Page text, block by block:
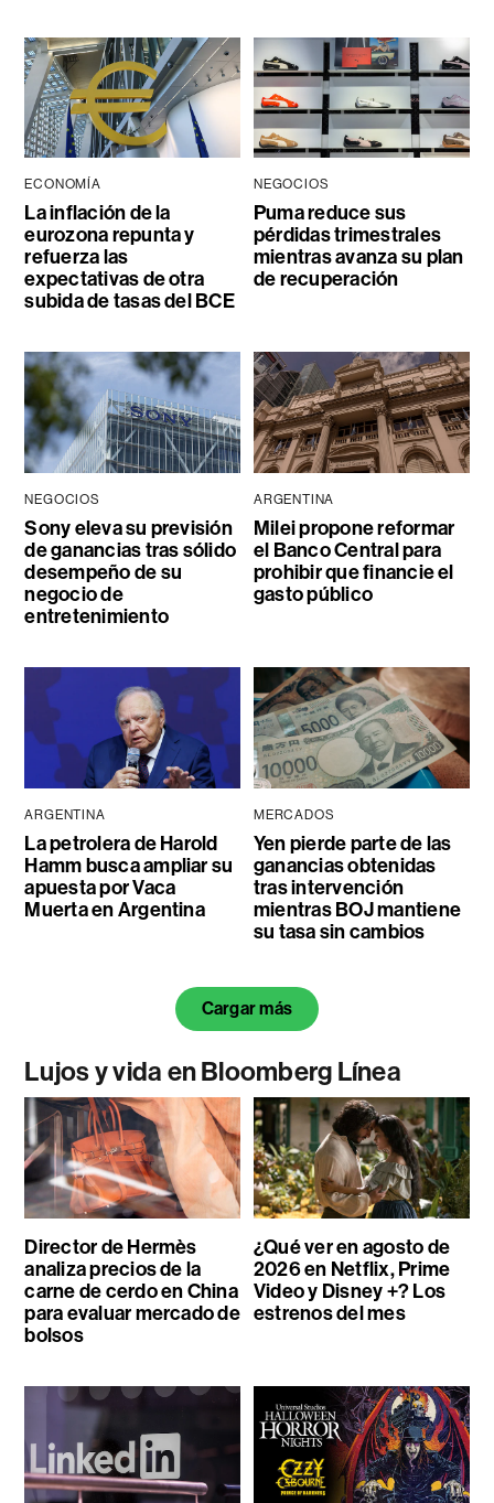
ECONOMÍA
La inflación de la
eurozona repunta y
refuerza las
expectativas de otra
subida de tasas del BCE
NEGOCIOS
Puma reduce sus
pérdidas trimestrales
mientras avanza su plan
de recuperación
NEGOCIOS
Sony eleva su previsión
de ganancias tras sólido
desempeño de su
negocio de
entretenimiento
ARGENTINA
Milei propone reformar
el Banco Central para
prohibir que financie el
gasto público
ARGENTINA
La petrolera de Harold
Hamm busca ampliar su
apuesta por Vaca
Muerta en Argentina
MERCADOS
Yen pierde parte de las
ganancias obtenidas
tras intervención
mientras BOJ mantiene
su tasa sin cambios
Cargar más
Lujos y vida en Bloomberg Línea
Director de Hermès
analiza precios de la
carne de cerdo en China
para evaluar mercado de
bolsos
¿Qué ver en agosto de
2026 en Netflix, Prime
Video y Disney +? Los
estrenos del mes